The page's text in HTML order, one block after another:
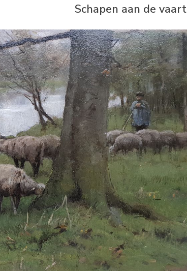
Schapen aan de vaart